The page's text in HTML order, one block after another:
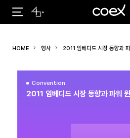
#코엑스 전시 #행사 #주차안내
HOME 행사 2011 임베디드 시장 동향과
Convention
2011 임베디드 시장 동향과 파워